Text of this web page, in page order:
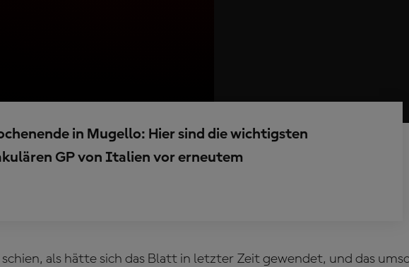
in Mugello: Hier sind die wichtigsten
GP von Italien vor erneutem
schien, als hätte sich das Blatt in letzter Zeit gewendet, und das